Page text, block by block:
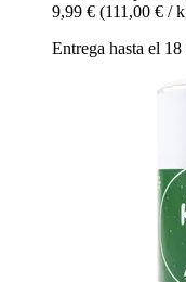
9,99 € (111,00 € /
Entrega hasta el 18